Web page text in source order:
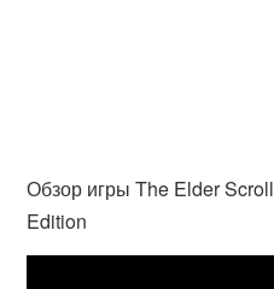
Обзор игры The Elder
Edition